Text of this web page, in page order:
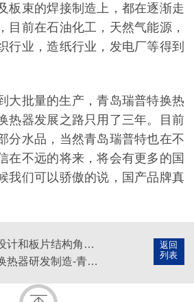
板束的焊接制造上，都在逐渐走
目前在石油化工，天然气能源，
行业，造纸行业，发电厂等得到
大批量的生产，青岛瑞普特换热
热器发展之路只用了三年。目前
分水品，当然青岛瑞普特也在不
在不远的将来，将会有更多的国
我们可以骄傲的说，国产品牌真
返回
列表
从导流区的设计和板片结构角度看板式换热器技术的变化
食品级板式换热器研发制造-青岛瑞普特